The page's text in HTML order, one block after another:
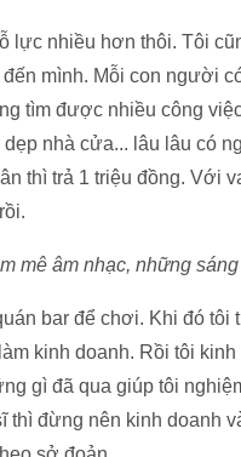
lực nhiều hơn thôi. Tôi
mình. Mỗi con người
tìm được nhiều công
nhà cửa... lâu lâu có
thì trả 1 triệu đồng. Với
mê âm nhạc, những
bar để chơi. Khi đó tôi
kinh doanh. Rồi tôi kinh
gì đã qua giúp tôi
thì đừng nên kinh doanh